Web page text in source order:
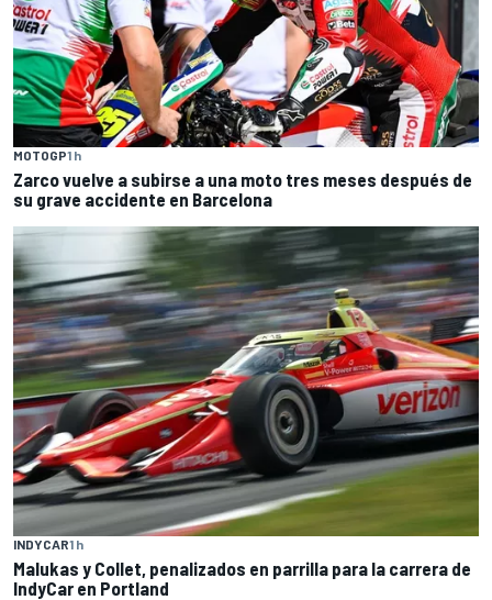
MOTOGP1 h
Zarco vuelve a subirse a una moto tres meses después de
su grave accidente en Barcelona
INDYCAR1 h
Malukas y Collet, penalizados en parrilla para la carrera de
IndyCar en Portland